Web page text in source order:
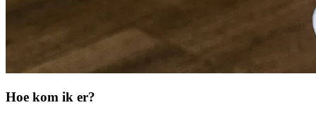
Hoe kom ik er?